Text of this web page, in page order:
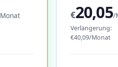
€20,05/
Verlängerung:
€40,09/Monat